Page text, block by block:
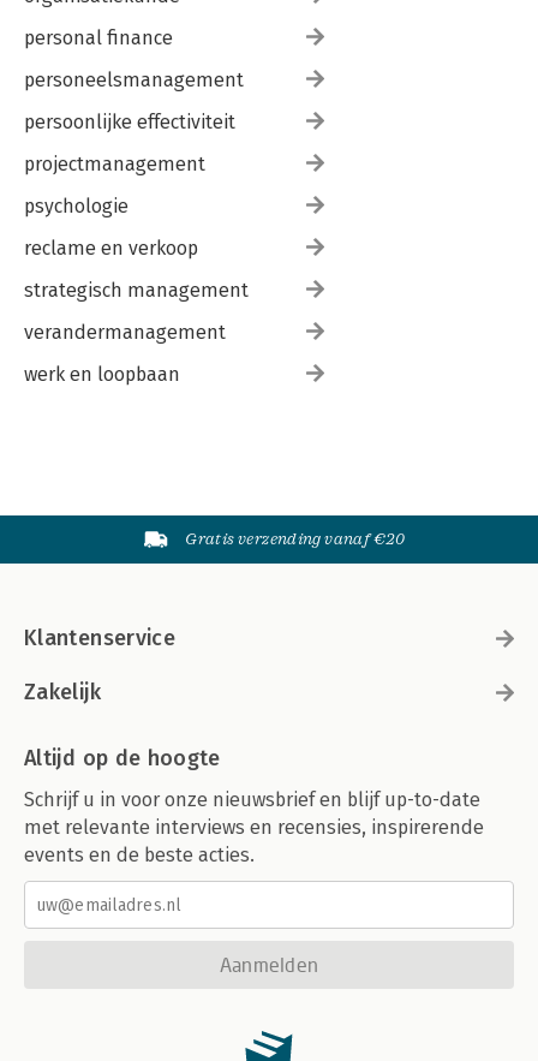
personal finance
personeelsmanagement
persoonlijke effectiviteit
projectmanagement
psychologie
reclame en verkoop
strategisch management
verandermanagement
werk en loopbaan
Gratis verzending vanaf €20
Klantenservice
Zakelijk
Altijd op de hoogte
Schrijf u in voor onze nieuwsbrief en blijf up-to-date
met relevante interviews en recensies, inspirerende
events en de beste acties.
Aanmelden